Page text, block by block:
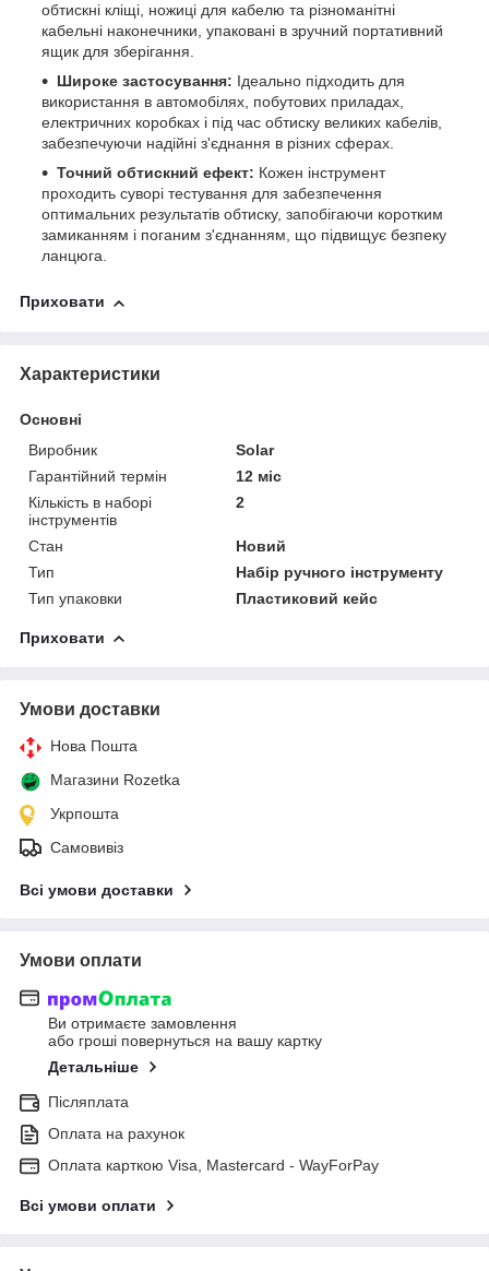
обтискні кліщі, ножиці для кабелю та різноманітні
кабельні наконечники, упаковані в зручний портативний
ящик для зберігання.
Широке застосування: Ідеально підходить для
використання в автомобілях, побутових приладах,
електричних коробках і під час обтиску великих кабелів,
забезпечуючи надійні з'єднання в різних сферах.
Точний обтискний ефект: Кожен інструмент
проходить суворі тестування для забезпечення
оптимальних результатів обтиску, запобігаючи коротким
замиканням і поганим з'єднанням, що підвищує безпеку
ланцюга.
Приховати
Характеристики
Основні
Виробник
Solar
Гарантійний термін
12 міс
Кількість в наборі
інструментів
2
Стан
Новий
Тип
Набір ручного інструменту
Тип упаковки
Пластиковий кейс
Приховати
Умови доставки
Нова Пошта
Магазини Rozetka
Укрпошта
Самовивіз
Всі умови доставки
Умови оплати
Ви отримаєте замовлення
або гроші повернуться на вашу картку
Детальніше
Післяплата
Оплата на рахунок
Оплата карткою Visa, Mastercard - WayForPay
Всі умови оплати